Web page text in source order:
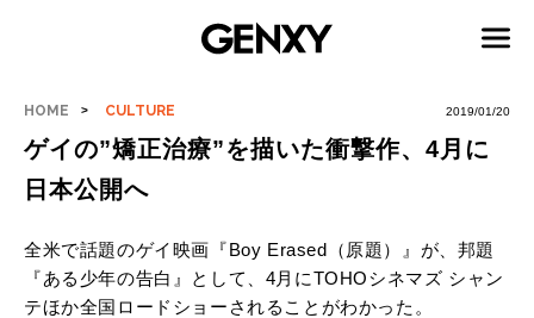
HOME CULTURE 2019/01/20
ゲイの”矯正治療”を描いた衝撃作、4月に
日本公開へ
全米で話題のゲイ映画『Boy Erased（原題）』が、邦題
『ある少年の告白』として、 4月にTOHOシネマズ シャン
テほか全国ロードショーされることがわかった。